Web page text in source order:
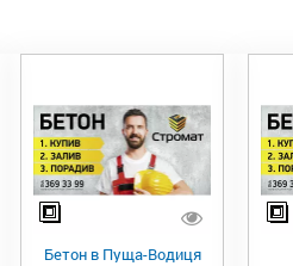
Бетон в Пуща-Водиця